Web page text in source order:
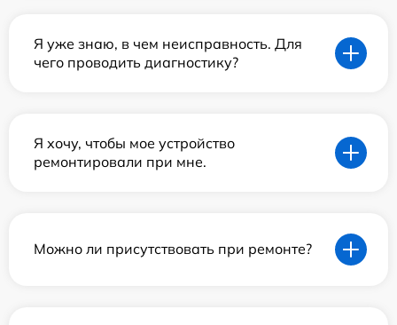
Я уже знаю, в чем неисправность. Для
чего проводить диагностику?
Я хочу, чтобы мое устройство
ремонтировали при мне.
Можно ли присутствовать при ремонте?